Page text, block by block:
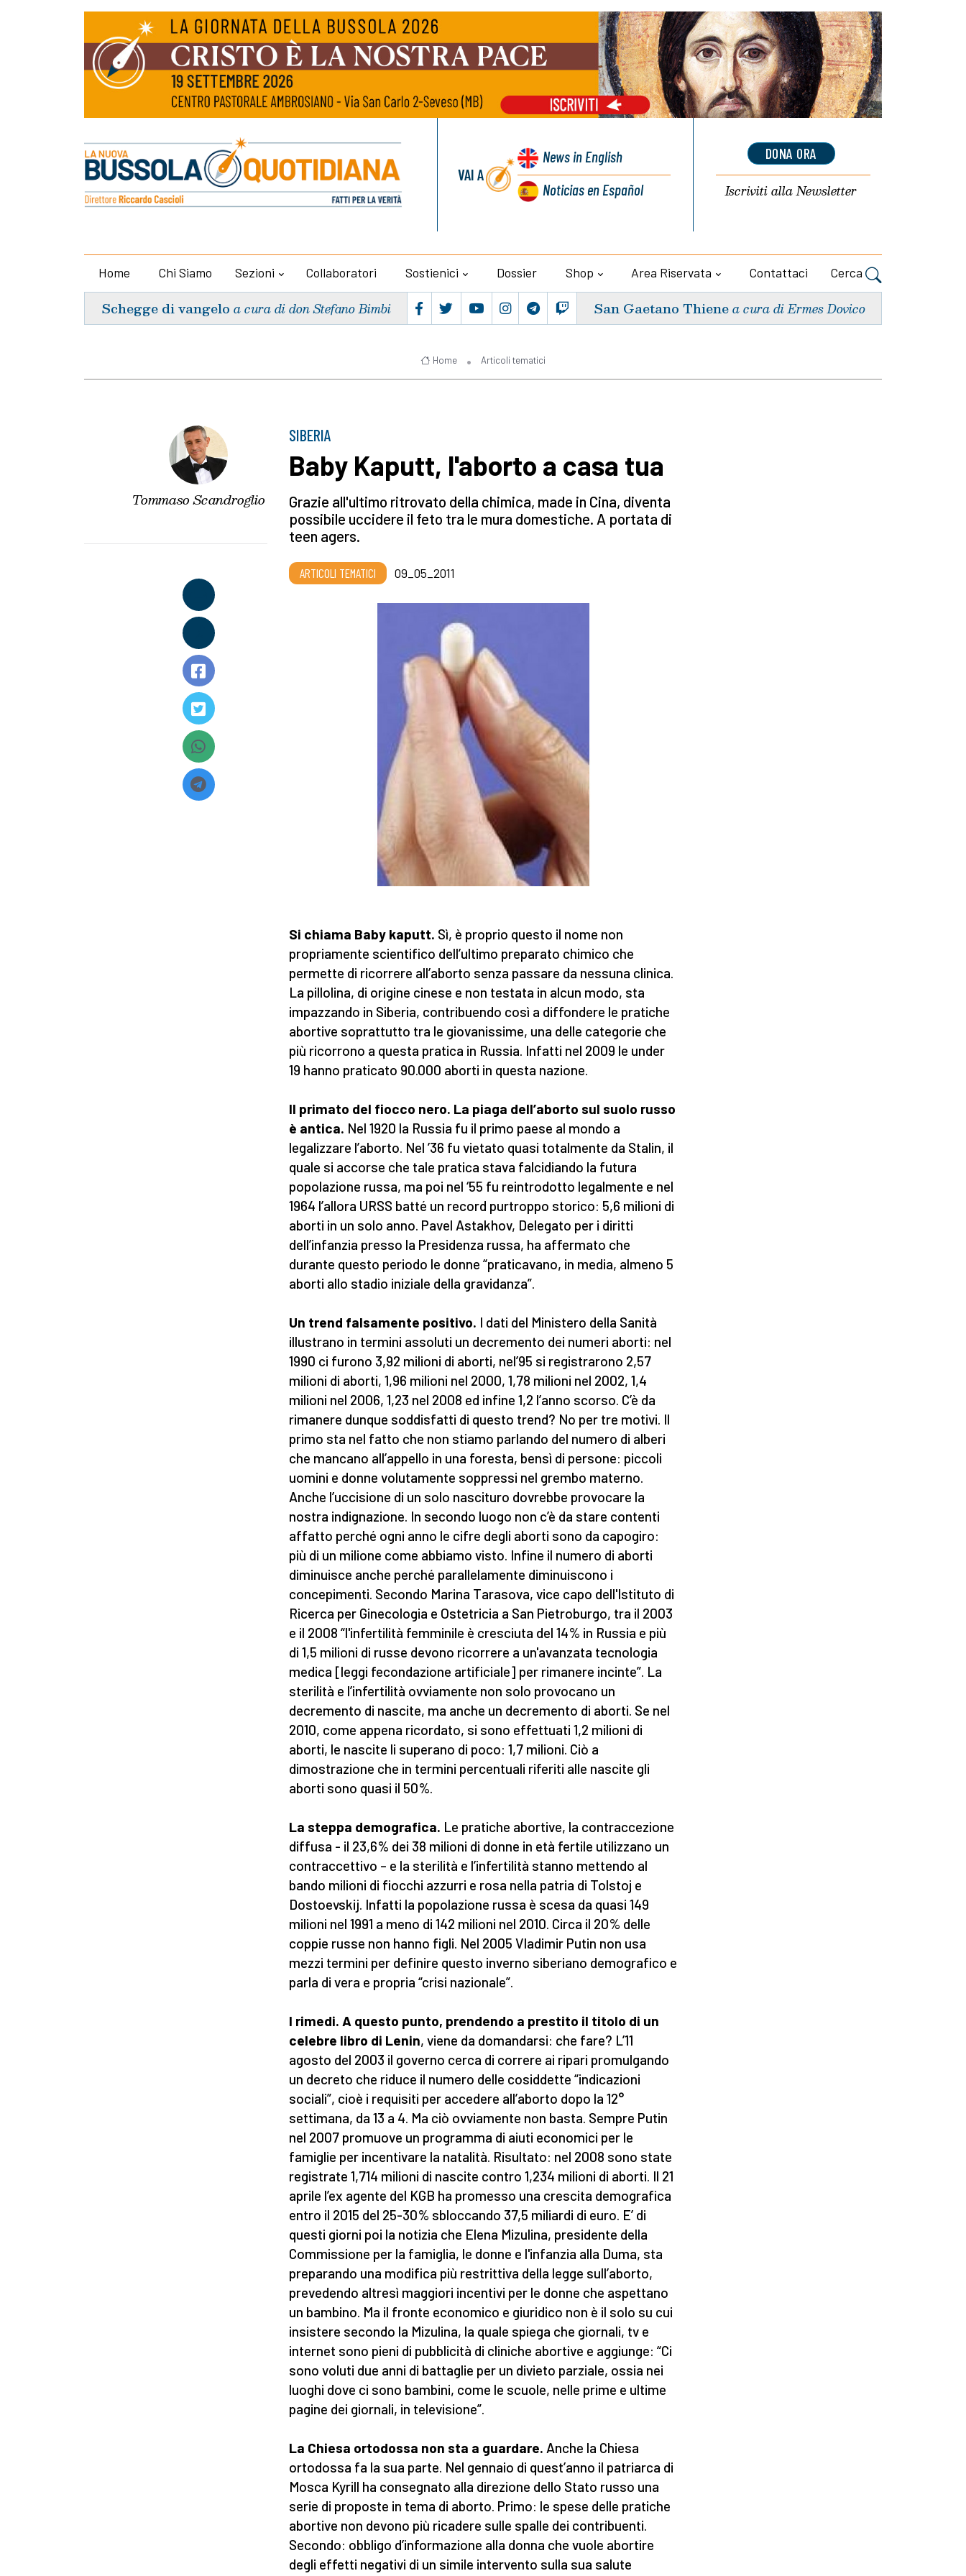
VAI A
Newsin English
Noticiasen Español
DONA ORA
Iscriviti allaNewsletter
Home Chi Siamo Sezioni Collaboratori Sostienici Dossier Shop Area Riservata Contattaci Cerca
Schegge di vangelo a cura di don Stefano Bimbi San Gaetano Thiene a cura di Ermes Dovico
Home Articoli tematici
Tommaso Scandroglio
SIBERIA
Baby Kaputt, l'aborto a casa tua
Grazie all'ultimo ritrovato della chimica, made in Cina, diventa
possibile uccidere il feto tra le mura domestiche. A portata di
teen agers.
ARTICOLI TEMATICI 09_05_2011
Si chiama Baby kaputt. Sì, è proprio questo il nome non
propriamente scientifico dell’ultimo preparato chimico che
permette di ricorrere all’aborto senza passare da nessuna clinica.
La pillolina, di origine cinese e non testata in alcun modo, sta
impazzando in Siberia, contribuendo così a diffondere le pratiche
abortive soprattutto tra le giovanissime, una delle categorie che
più ricorrono a questa pratica in Russia. Infatti nel 2009 le under
19 hanno praticato 90.000 aborti in questa nazione.
Il primato del fiocco nero. La piaga dell’aborto sul suolo russo
è antica. Nel 1920 la Russia fu il primo paese al mondo a
legalizzare l’aborto. Nel ’36 fu vietato quasi totalmente da Stalin, il
quale si accorse che tale pratica stava falcidiando la futura
popolazione russa, ma poi nel ‘55 fu reintrodotto legalmente e nel
1964 l’allora URSS batté un record purtroppo storico: 5,6 milioni di
aborti in un solo anno. Pavel Astakhov, Delegato per i diritti
dell’infanzia presso la Presidenza russa, ha affermato che
durante questo periodo le donne “praticavano, in media, almeno 5
aborti allo stadio iniziale della gravidanza”.
Un trend falsamente positivo. I dati del Ministero della Sanità
illustrano in termini assoluti un decremento dei numeri aborti: nel
1990 ci furono 3,92 milioni di aborti, nel’95 si registrarono 2,57
milioni di aborti, 1,96 milioni nel 2000, 1,78 milioni nel 2002, 1,4
milioni nel 2006, 1,23 nel 2008 ed infine 1,2 l’anno scorso. C’è da
rimanere dunque soddisfatti di questo trend? No per tre motivi. Il
primo sta nel fatto che non stiamo parlando del numero di alberi
che mancano all’appello in una foresta, bensì di persone: piccoli
uomini e donne volutamente soppressi nel grembo materno.
Anche l’uccisione di un solo nascituro dovrebbe provocare la
nostra indignazione. In secondo luogo non c’è da stare contenti
affatto perché ogni anno le cifre degli aborti sono da capogiro:
più di un milione come abbiamo visto. Infine il numero di aborti
diminuisce anche perché parallelamente diminuiscono i
concepimenti. Secondo Marina Tarasova, vice capo dell'Istituto di
Ricerca per Ginecologia e Ostetricia a San Pietroburgo, tra il 2003
e il 2008 “l'infertilità femminile è cresciuta del 14% in Russia e più
di 1,5 milioni di russe devono ricorrere a un'avanzata tecnologia
medica [leggi fecondazione artificiale] per rimanere incinte”. La
sterilità e l’infertilità ovviamente non solo provocano un
decremento di nascite, ma anche un decremento di aborti. Se nel
2010, come appena ricordato, si sono effettuati 1,2 milioni di
aborti, le nascite li superano di poco: 1,7 milioni. Ciò a
dimostrazione che in termini percentuali riferiti alle nascite gli
aborti sono quasi il 50%.
La steppa demografica. Le pratiche abortive, la contraccezione
diffusa - il 23,6% dei 38 milioni di donne in età fertile utilizzano un
contraccettivo – e la sterilità e l’infertilità stanno mettendo al
bando milioni di fiocchi azzurri e rosa nella patria di Tolstoj e
Dostoevskij. Infatti la popolazione russa è scesa da quasi 149
milioni nel 1991 a meno di 142 milioni nel 2010. Circa il 20% delle
coppie russe non hanno figli. Nel 2005 Vladimir Putin non usa
mezzi termini per definire questo inverno siberiano demografico e
parla di vera e propria “crisi nazionale”.
I rimedi. A questo punto, prendendo a prestito il titolo di un
celebre libro di Lenin, viene da domandarsi: che fare? L’11
agosto del 2003 il governo cerca di correre ai ripari promulgando
un decreto che riduce il numero delle cosiddette “indicazioni
sociali”, cioè i requisiti per accedere all’aborto dopo la 12°
settimana, da 13 a 4. Ma ciò ovviamente non basta. Sempre Putin
nel 2007 promuove un programma di aiuti economici per le
famiglie per incentivare la natalità. Risultato: nel 2008 sono state
registrate 1,714 milioni di nascite contro 1,234 milioni di aborti. Il 21
aprile l’ex agente del KGB ha promesso una crescita demografica
entro il 2015 del 25-30% sbloccando 37,5 miliardi di euro. E’ di
questi giorni poi la notizia che Elena Mizulina, presidente della
Commissione per la famiglia, le donne e l'infanzia alla Duma, sta
preparando una modifica più restrittiva della legge sull’aborto,
prevedendo altresì maggiori incentivi per le donne che aspettano
un bambino. Ma il fronte economico e giuridico non è il solo su cui
insistere secondo la Mizulina, la quale spiega che giornali, tv e
internet sono pieni di pubblicità di cliniche abortive e aggiunge: “Ci
sono voluti due anni di battaglie per un divieto parziale, ossia nei
luoghi dove ci sono bambini, come le scuole, nelle prime e ultime
pagine dei giornali, in televisione”.
La Chiesa ortodossa non sta a guardare. Anche la Chiesa
ortodossa fa la sua parte. Nel gennaio di quest’anno il patriarca di
Mosca Kyrill ha consegnato alla direzione dello Stato russo una
serie di proposte in tema di aborto. Primo: le spese delle pratiche
abortive non devono più ricadere sulle spalle dei contribuenti.
Secondo: obbligo d’informazione alla donna che vuole abortire
degli effetti negativi di un simile intervento sulla sua salute